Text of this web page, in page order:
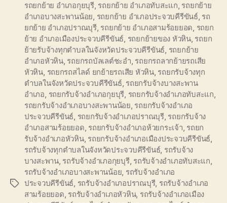
Tags
รถยกย้าย อำเภอกุยบุรี, รถยกย้าย อำเภอทับสะแก, รถยกย้าย
อำเภอบางสะพานน้อย, รถยกย้าย อำเภอประจวบคีรีขันธ์, รถ
ยกย้าย อำเภอปราณบุรี, รถยกย้าย อำเภอสามร้อยยอด, รถยก
ย้าย อำเภอเมืองประจวบคีรีขันธ์, รถยกย้ายของ หัวหิน, รถยก
ย้ายรับจ้างทุกตำบลในจังหวัดประจวบคีรีขันธ์, รถยกย้าย
อำเภอหัวหิน, รถยกรถบัลเลต์ชะอำ, รถยกรถลากย้ายรถเสีย
หัวหิน, รถยกรถสไลด์ ยกย้ายรถเสีย หัวหิน, รถยกรับจ้างทุก
ตำบลในจังหวัดประจวบคีรีขันธ์, รถยกรับจ้างบางสะพาน
อำเภอ, รถยกรับจ้างอำเภอกุยบุรี, รถยกรับจ้างอำเภอทับสะแก,
รถยกรับจ้างอำเภอบางสะพานน้อย, รถยกรับจ้างอำเภอ
ประจวบคีรีขันธ์, รถยกรับจ้างอำเภอปราณบุรี, รถยกรับจ้าง
อำเภอสามร้อยยอด, รถยกรับจ้างอำเภอห้วยกระเจ้า, รถยก
รับจ้างอำเภอหัวหิน, รถยกรับจ้างอำเภอเมืองประจวบคีรีขันธ์,
รถรับจ้างทุกตำบลในจังหวัดประจวบคีรีขันธ์, รถรับจ้าง
บางสะพาน, รถรับจ้างอำเภอกุยบุรี, รถรับจ้างอำเภอทับสะแก,
รถรับจ้างอำเภอบางสะพานน้อย, รถรับจ้างอำเภอ
ประจวบคีรีขันธ์, รถรับจ้างอำเภอปราณบุรี, รถรับจ้างอำเภอ
สามร้อยยอด, รถรับจ้างอำเภอหัวหิน, รถรับจ้างอำเภอเมือง